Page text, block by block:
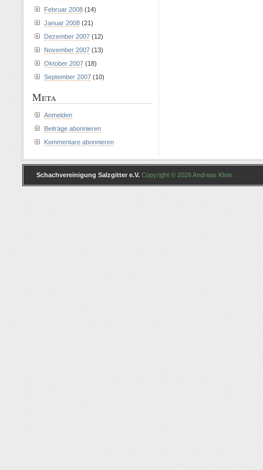
Februar 2008 (14)
Januar 2008 (21)
Dezember 2007 (12)
November 2007 (13)
Oktober 2007 (18)
September 2007 (10)
Meta
Anmelden
Beiträge abonnieren
Kommentare abonnieren
Schachvereinigung Salzgitter e.V. Copyright © 2026 Andreas Klein .